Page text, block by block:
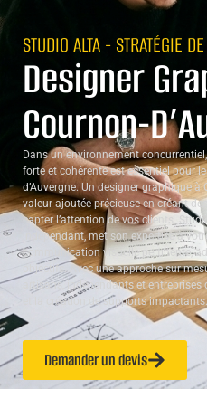
STUDIO ALTA - STRATÉGIE
Designer
Cournon-
Dans un environnement
forte et cohérente est essentiel pour
d’Auvergne. Un designer graphique à
valeur ajoutée précieuse en créant
capter l’attention de vos clients.
indépendant, met son expertise à
communication visuelle pertinente,
objectifs. Avec une approche sur
artisans, indépendants et
et la création de supports impactants.
Demander un devis